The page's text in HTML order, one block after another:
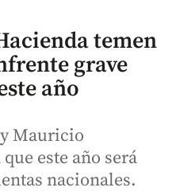
temen
grave
año
Mauricio
este año será
nacionales.